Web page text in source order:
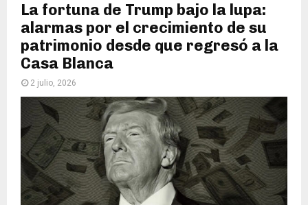
La fortuna de Trump bajo la lupa:
alarmas por el crecimiento de su
patrimonio desde que regresó a la
Casa Blanca
2 julio, 2026